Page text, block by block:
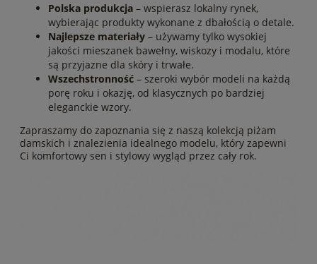
Polska produkcja – wspierasz lokalny rynek,
wybierając produkty wykonane z dbałością o detale.
Najlepsze materiały – używamy tylko wysokiej
jakości mieszanek bawełny, wiskozy i modalu, które
są przyjazne dla skóry i trwałe.
Wszechstronność – szeroki wybór modeli na każdą
porę roku i okazję, od klasycznych po bardziej
eleganckie wzory.
Zapraszamy do zapoznania się z naszą kolekcją piżam
damskich i znalezienia idealnego modelu, który zapewni
Ci komfortowy sen i stylowy wygląd przez cały rok.